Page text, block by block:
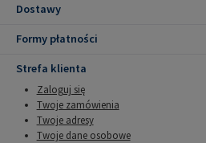
Dostawy
Formy płatności
Strefa klienta
Zaloguj się
Twoje zamówienia
Twoje adresy
Twoje dane osobowe